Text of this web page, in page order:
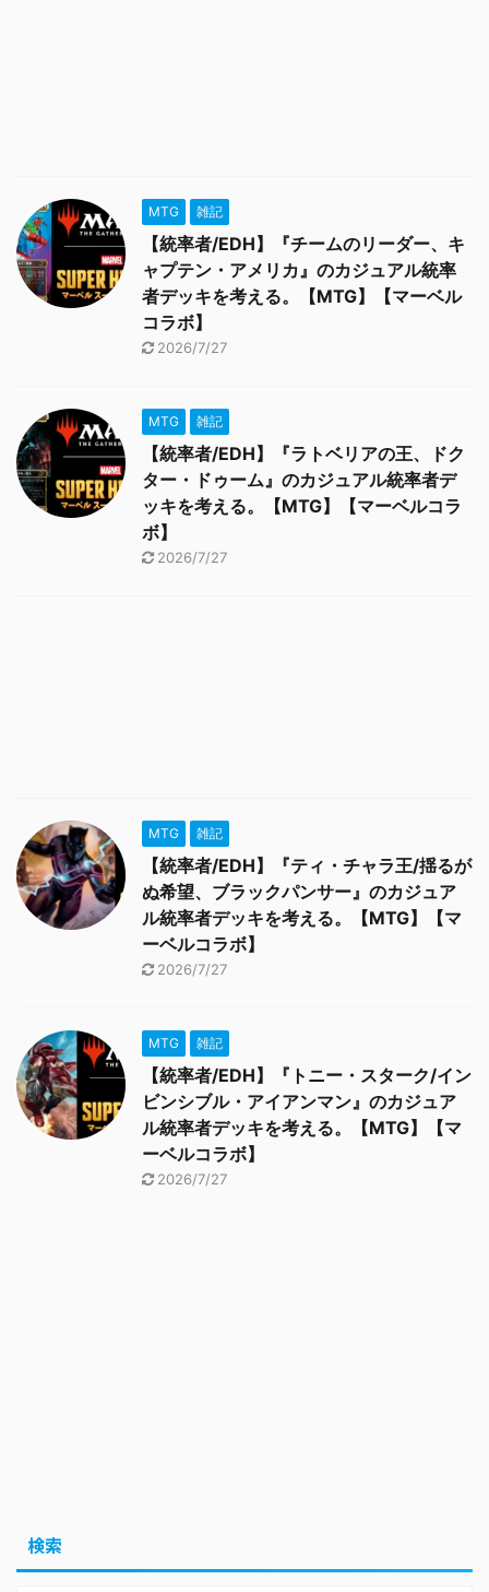
MTG 雑記
【統率者/EDH】『チームのリーダー、キ
ャプテン・アメリカ』のカジュアル統率
者デッキを考える。【MTG】【マーベル
コラボ】
2026/7/27
MTG 雑記
【統率者/EDH】『ラトベリアの王、ドク
ター・ドゥーム』のカジュアル統率者デ
ッキを考える。【MTG】【マーベルコラ
ボ】
2026/7/27
MTG 雑記
【統率者/EDH】『ティ・チャラ王/揺るが
ぬ希望、ブラックパンサー』のカジュア
ル統率者デッキを考える。【MTG】【マ
ーベルコラボ】
2026/7/27
MTG 雑記
【統率者/EDH】『トニー・スターク/イン
ビンシブル・アイアンマン』のカジュア
ル統率者デッキを考える。【MTG】【マ
ーベルコラボ】
2026/7/27
検索